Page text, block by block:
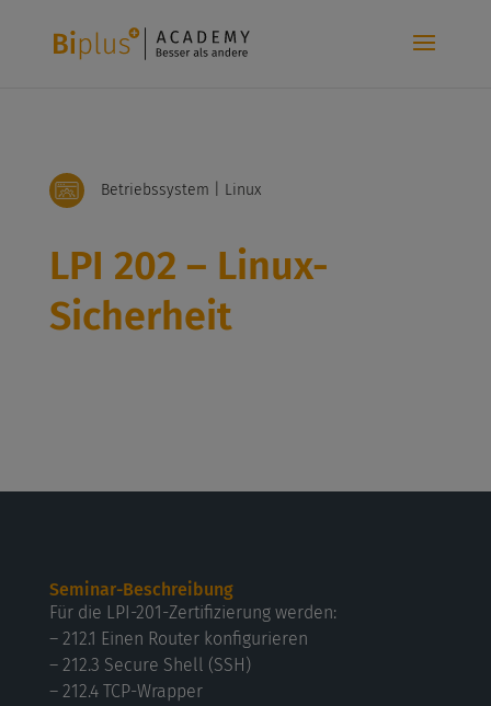
Betriebssystem | Linux
LPI 202 – Linux-
Sicherheit
Seminar-Beschreibung
Für die LPI-201-Zertifizierung werden:
– 212.1 Einen Router konfigurieren
– 212.3 Secure Shell (SSH)
– 212.4 TCP-Wrapper